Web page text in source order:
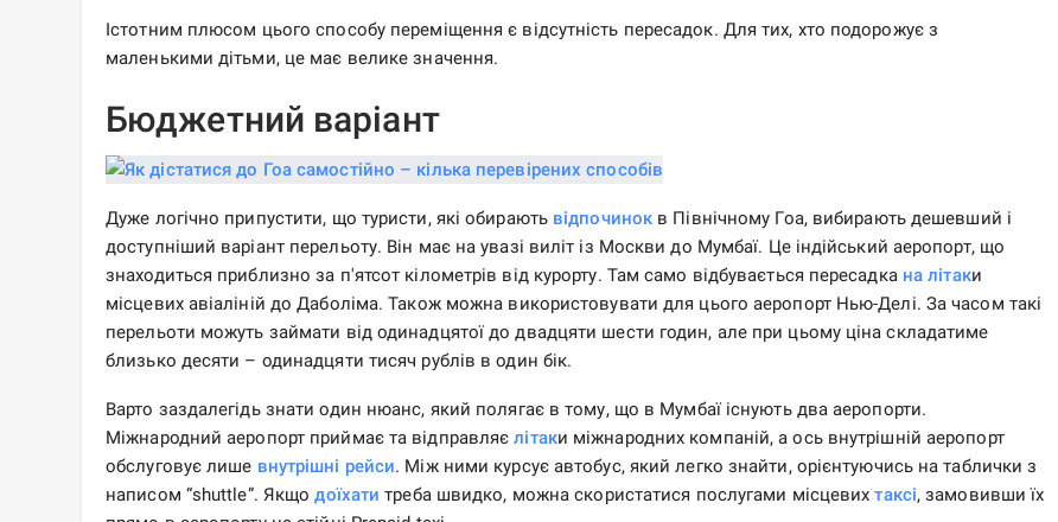
Істотним плюсом цього способу переміщення є відсутність пересадок. Для тих, хто подорожує з
маленькими дітьми, це має велике значення.
Бюджетний варіант
Дуже логічно припустити, що туристи, які обирають відпочинок в Північному Гоа, вибирають дешевший і
доступніший варіант перельоту. Він має на увазі виліт із Москви до Мумбаї. Це індійський аеропорт, що
знаходиться приблизно за п'ятсот кілометрів від курорту. Там само відбувається пересадка на літаки
місцевих авіаліній до Даболіма. Також можна використовувати для цього аеропорт Нью-Делі. За часом такі
перельоти можуть займати від одинадцятої до двадцяти шести годин, але при цьому ціна складатиме
близько десяти – одинадцяти тисяч рублів в один бік.
Варто заздалегідь знати один нюанс, який полягає в тому, що в Мумбаї існують два аеропорти.
Міжнародний аеропорт приймає та відправляєлітаки міжнародних компаній, а ось внутрішній аеропорт
обслуговує лише внутрішні рейси. Між ними курсує автобус, який легко знайти, орієнтуючись на таблички з
написом “shuttle”. Якщодоїхати треба швидко, можна скористатися послугами місцевихтаксі, замовивши їх